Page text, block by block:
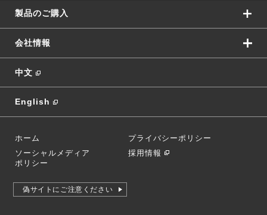
製品のご購入
会社情報
中文
English
ホーム
プライバシーポリシー
ソーシャルメディア
ポリシー
採用情報
偽サイトにご注意ください